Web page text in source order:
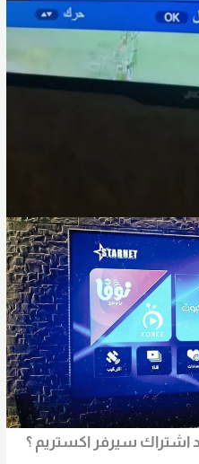
3 طرق لتجديد اشتراك سيرفر اكستريم ؟